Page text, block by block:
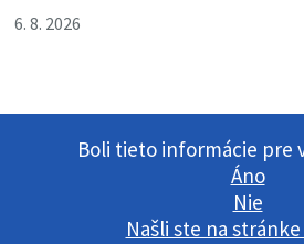
6. 8. 2026
Boli tieto informácie pre
Áno
Nie
Našli ste na